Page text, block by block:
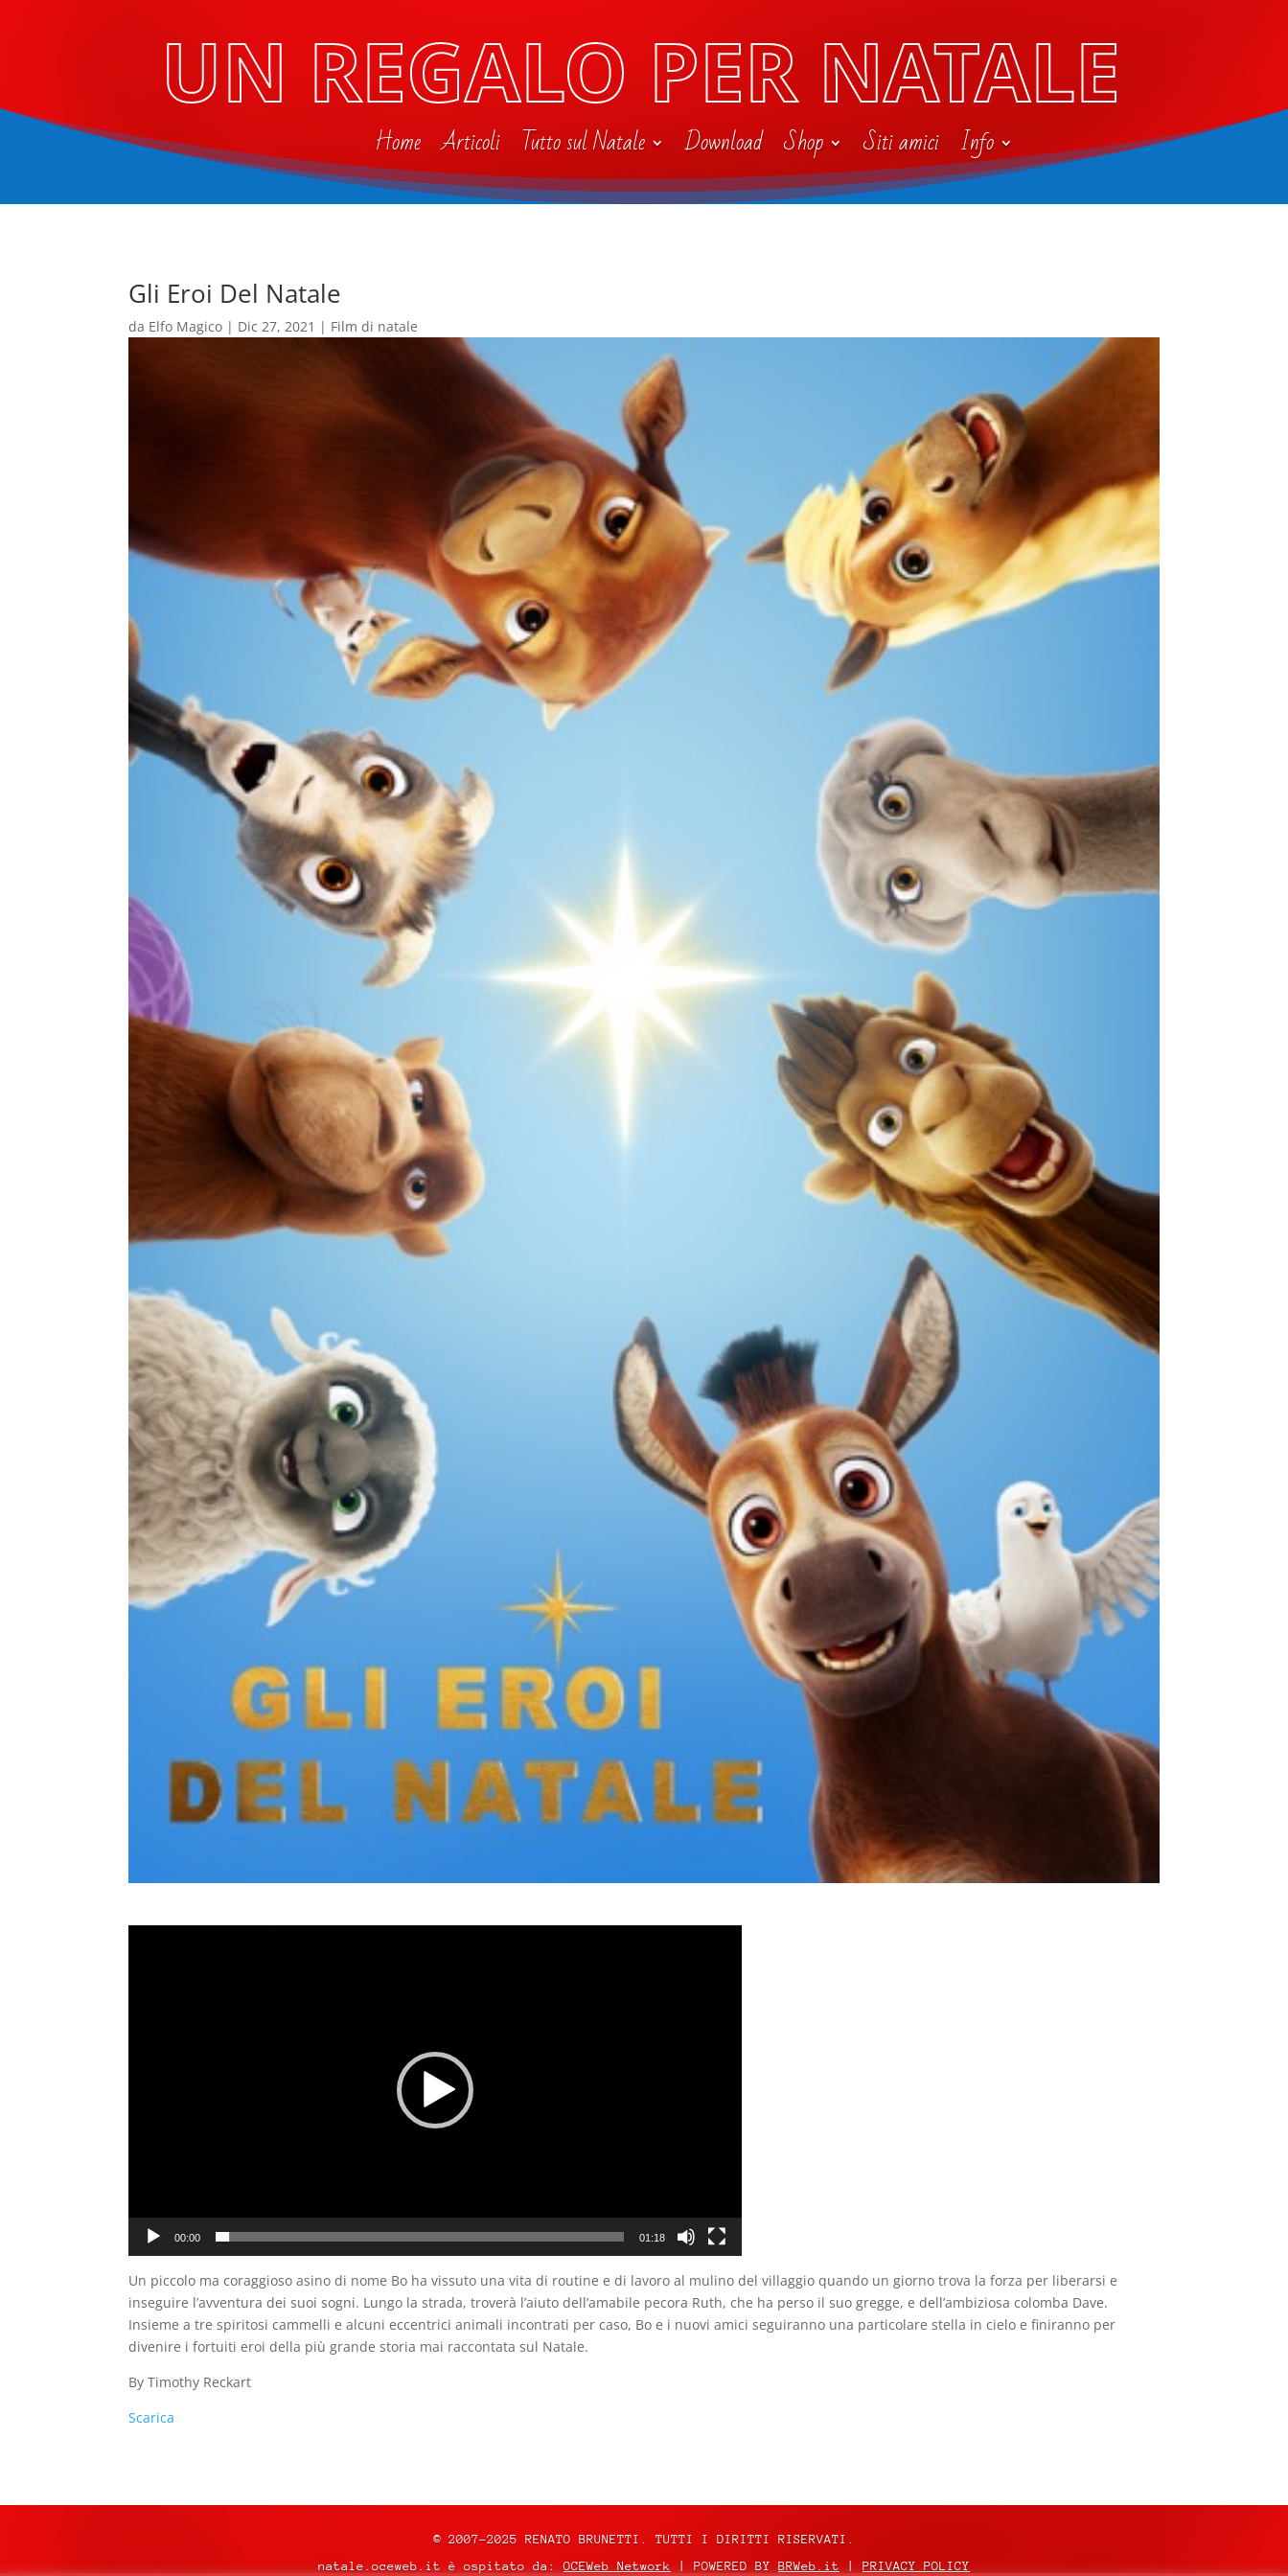
UN REGALO PER NATALE
Home Articoli Tutto sul Natale Download Shop Siti amici Info
Gli Eroi Del Natale
da Elfo Magico | Dic 27, 2021 | Film di natale
00:00 01:18
Un piccolo ma coraggioso asino di nome Bo ha vissuto una vita di routine e di lavoro al mulino del villaggio quando un giorno trova la forza per liberarsi e
inseguire l’avventura dei suoi sogni. Lungo la strada, troverà l’aiuto dell’amabile pecora Ruth, che ha perso il suo gregge, e dell’ambiziosa colomba Dave.
Insieme a tre spiritosi cammelli e alcuni eccentrici animali incontrati per caso, Bo e i nuovi amici seguiranno una particolare stella in cielo e finiranno per
divenire i fortuiti eroi della più grande storia mai raccontata sul Natale.
By Timothy Reckart
Scarica
© 2007-2025 RENATO BRUNETTI. TUTTI I DIRITTI RISERVATI.
natale.oceweb.it è ospitato da:OCEWeb Network | POWERED BY BRWeb.it PRIVACY POLICY